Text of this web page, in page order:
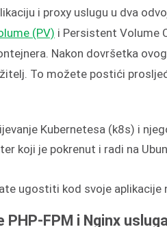
i proxy uslugu u dva
(PV) i Persistent Volume
Nakon dovršetka
To možete postići
Kubernetesa (k8s) i
koji je pokrenut i radi na
ugostiti kod svoje aplikacije
PHP-FPM i Nginx